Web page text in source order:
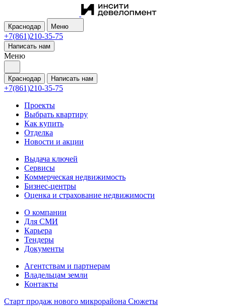
Краснодар Меню
+7(861)210-35-75
Написать нам
Меню
Краснодар Написать нам
+7(861)210-35-75
Проекты
Выбрать квартиру
Как купить
Отделка
Новости и акции
Выдача ключей
Сервисы
Коммерческая недвижимость
Бизнес-центры
Оценка и страхование недвижимости
О компании
Для СМИ
Карьера
Тендеры
Документы
Агентствам и партнерам
Владельцам земли
Контакты
Старт продаж нового микрорайона Сюжеты